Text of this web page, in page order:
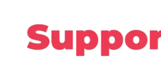
contenu